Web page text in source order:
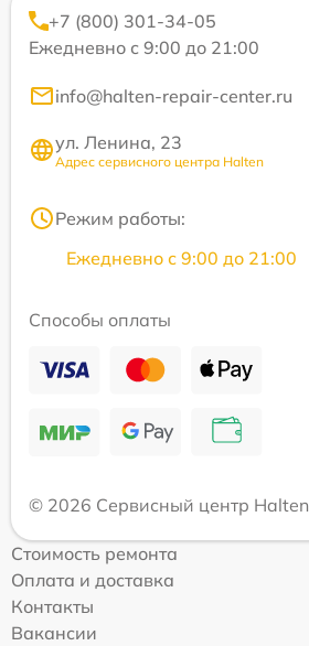
+7 (800) 301-34-05
Ежедневно с 9:00 до 21:00
info@halten-repair-center.ru
ул. Ленина, 23
Адрес сервисного центра Halten
Режим работы:
Ежедневно с 9:00 до 21:00
Способы оплаты
© 2026 Сервисный центр Halten
Стоимость ремонта
Оплата и доставка
Контакты
Вакансии